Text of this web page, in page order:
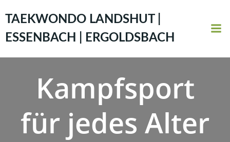
Inhalt
springen
TAEKWONDO LANDSHUT |
ESSENBACH | ERGOLDSBACH
Kampfsport
für jedes Alter